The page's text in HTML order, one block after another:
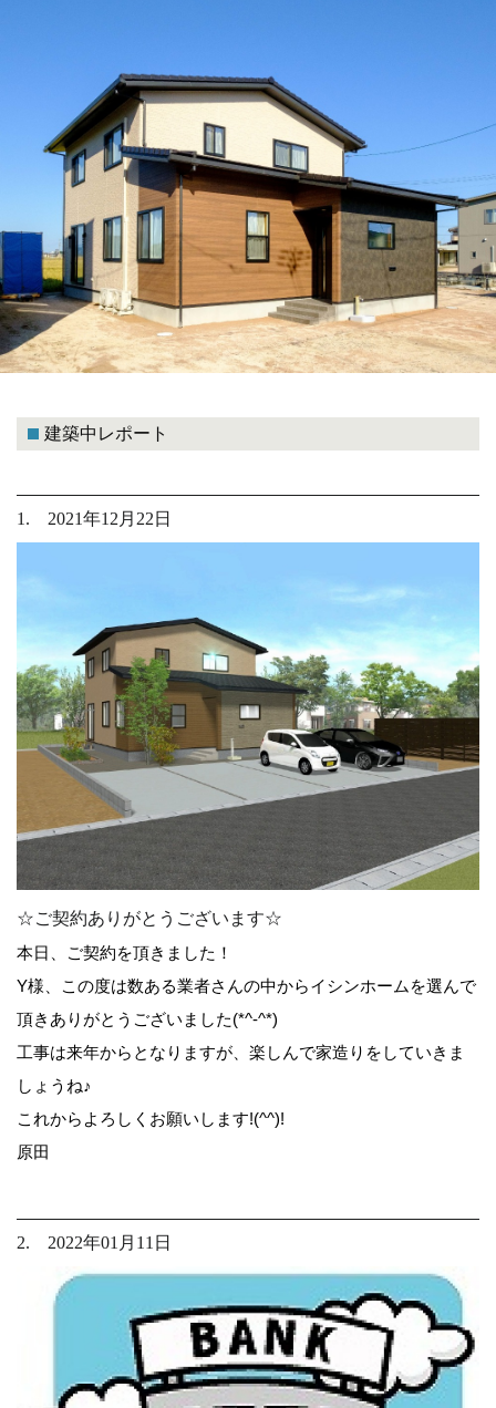
建築中レポート
1. 2021年12月22日
☆ご契約ありがとうございます☆
本日、ご契約を頂きました！
Y様、この度は数ある業者さんの中からイシンホームを選んで
頂きありがとうございました(*^-^*)
工事は来年からとなりますが、楽しんで家造りをしていきま
しょうね♪
これからよろしくお願いします!(^^)!
原田
2. 2022年01月11日